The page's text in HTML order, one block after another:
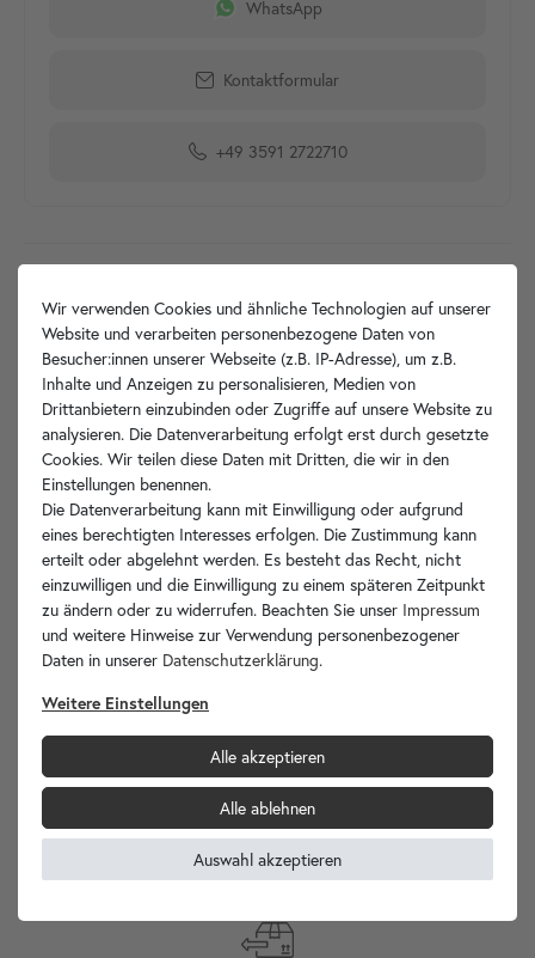
WhatsApp
Kontaktformular
+49 3591 2722710
Artikelbeschreibung
Muenkel Ethanol Brenner
Hersteller-Info
Ihre Vorteile
Ihr Spezialist für Waschbecken Unikate!
InternationalerVersand
Wir verwenden Cookies und ähnliche Technologien auf unserer
Website und verarbeiten personenbezogene Daten von
Besucher:innen unserer Webseite (z.B. IP-Adresse), um z.B.
Inhalte und Anzeigen zu personalisieren, Medien von
Drittanbietern einzubinden oder Zugriffe auf unsere Website zu
analysieren. Die Datenverarbeitung erfolgt erst durch gesetzte
Cookies. Wir teilen diese Daten mit Dritten, die wir in den
Einstellungen benennen.
Die Datenverarbeitung kann mit Einwilligung oder aufgrund
eines berechtigten Interesses erfolgen. Die Zustimmung kann
erteilt oder abgelehnt werden. Es besteht das Recht, nicht
einzuwilligen und die Einwilligung zu einem späteren Zeitpunkt
zu ändern oder zu widerrufen. Beachten Sie unser Impressum
und weitere Hinweise zur Verwendung personenbezogener
Daten in unserer Daten­schutz­erklärung.
Weitere Einstellungen
Alle akzeptieren
Alle ablehnen
Auswahl akzeptieren